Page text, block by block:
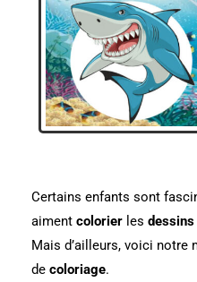
Certains enfants sont
aiment colorier les dessins
Mais d’ailleurs, voici notre
de coloriage.